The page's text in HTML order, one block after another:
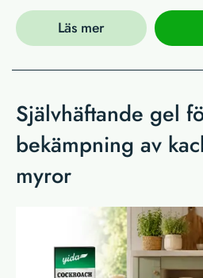
Läs mer
Självhäftande gel
bekämpning av
myror